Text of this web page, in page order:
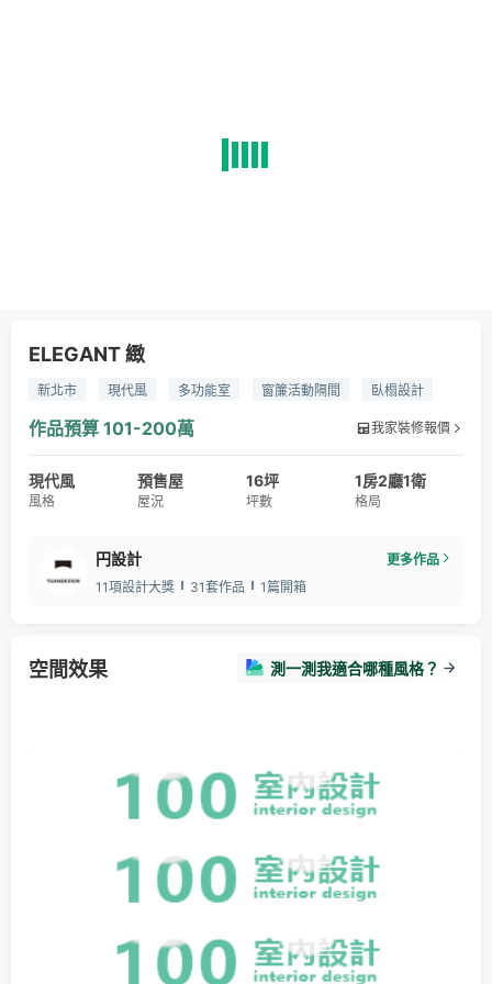
ELEGANT 緻
新北市 現代風 多功能室 窗簾活動隔間
臥榻設計
小坪數
特殊漆 系統櫃
超耐磨木地板
作品預算 101-200萬 我家裝修報價
現代風
風格
預售屋
屋況
16坪
坪數
1房2廳1衛
格局
円設計
更多作品
11項設計大獎
31套作品 1篇開箱
空間效果 測一測我適合哪種風格？